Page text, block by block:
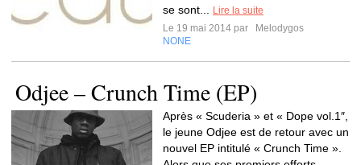
se sont...
Lire la suite
Le 19 mai 2014 par
Melodygos
NONE
Odjee – Crunch Time (EP)
Après « Scuderia » et « Dope vol.1″,
le jeune Odjee est de retour avec un
nouvel EP intitulé « Crunch Time ».